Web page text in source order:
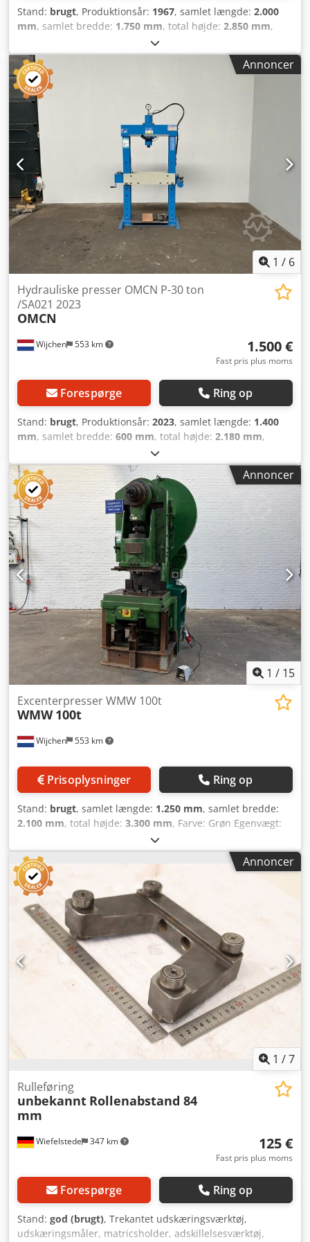
Stand: brugt, Produktionsår: 1967, samlet længde: 2.000
mm, samlet bredde: 1.750 mm, total højde: 2.850 mm,
Farve: Grå Egenvægt: 6.000 kg - Årgang: 1967 -
Dokumentation tilgængelig: Nej - CE-certifikat tilgængelig:
Nej - Serienummer: 1166 - Styring: Konventionel -
Pressemaskine-model: C-rammepresse - Pressekraft [ton]:
100 - Maks. slaglængde [mm]: 250 - Bordlængde [mm]: 740
- Bordbredde [mm]: 500 - Slaglængde [mm]: 250 -
Udladning [mm]: 350 Crjdpfx Aezry Icjbtjf - Transportmål:
2000mm x 1750mm x 2850mm (l x b x h) - Transportvægt
[kg]: 6.000 kg - Antal transportpakker: 1 Finansiel
information Moms: Den angivne pris er ekskl. moms
Moms/marginbeskatning: Moms kan fradrages for
erhvervsdrivende Levering og bytte er muligt til enhver tid
for alt fra industrisektoren. Lukas van Rossum
Annoncer
1 / 6
Wijchen 553 km
Hydrauliske presser OMCN P-30 ton
/SA021 2023
OMCN
1.500 €
Fast pris plus moms
Forespørge Ring op
Stand: brugt, Produktionsår: 2023, samlet længde: 1.400
mm, samlet bredde: 600 mm, total højde: 2.180 mm,
Farve: Blå Egenvægt: 280 kg - Årstal: 2023 - Dokumentation
tilgængelig: Nej - CE-mærkning: Ja - CE-certifikat: Nej -
Serienummer: SA021 - Betjening: Konventionel -
Pressetype: Værkstedspresse - Presseudførelse:
Enkeltvirkende - Pressekraft [ton]: 30 - Min. slaglængde
[mm]: 0 - Maks. slaglængde [mm]: 190 - Bordlængde [mm]:
695 - Bordbredde [mm]: 60 - Stempeldiameter [mm]: 60 -
Maks. åbningshøjde [mm]: 1000 - Højdejustering [mm]:
830 - Transportmål: 1400 mm x 600 mm x 2180 mm (l x b x
h) - Transportvægt [kg]: 280 kg - Antal
transportemballager: 1 Finansielle oplysninger Moms: Den
angivne pris er ekskl. moms Moms/differentieret moms:
Moms kan fratrækkes for virksomheder Levering og
indbytte er muligt til enhver tid for alle produkter inden
for industriområdet Codpfx Abszry H Eoterf Lukas van
Rossum
Annoncer
1 / 15
Wijchen 553 km
Excenterpresser WMW 100t
WMW 100t
Prisoplysninger Ring op
Stand: brugt, samlet længde: 1.250 mm, samlet bredde:
2.100 mm, total højde: 3.300 mm, Farve: Grøn Egenvægt:
7.000 kg Pris: Forespørgsel - Dokumentation tilgængelig:
Nej - CE-certifikat tilgængeligt: Nej - Styring: Konventionel -
Pressemodel: C-rammepresse - Pressekonstruktion:
Enkeltvirkende - Pressekraft [ton]: 100 - Min. slaglængde
[mm]: 20 - Max. slaglængde [mm]: 140 - Bordlængde [mm]:
580 - Bordbredde [mm]: 780 - Stempelbredde [mm]: 400 -
Overhæng [mm]: 315 - Maks. åbningshøjde [mm]: 560 -
Højdejustering [mm]: 70 - Stempelhastighed [mm/s]: 360 -
Transportmål: 1250 mm x 2100 mm x 3300 mm (l x b x h) -
Transportvægt [kg]: 7000 kg - Transportpakker [stk.]: 1
Finansielle oplysninger Moms: Den angivne pris er ekskl.
moms Moms/differentieret moms: Moms kan fradrages for
virksomheder Levering og indbytte er muligt til enhver tid
for alle produkter inden for industriområdet Cedozrxr
Tepfx Abtsrf Lukas van Rossum
Annoncer
1 /7
Wiefelstede 347 km
Rulleføring
unbekannt Rollenabstand 84
mm
125 €
Fast pris plus moms
Forespørge Ring op
Stand: god (brugt), Trekantet udskæringsværktøj,
udskæringsmåler, matricsholder, adskillelsesværktøj,